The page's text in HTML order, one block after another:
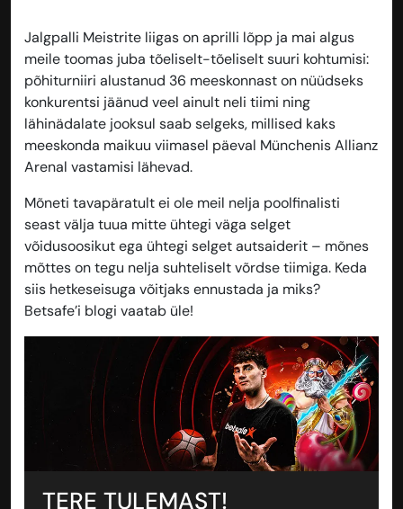
Jalgpalli Meistrite liigas on aprilli lõpp ja mai algus
meile toomas juba tõeliselt-tõeliselt suuri kohtumisi:
põhiturniiri alustanud 36 meeskonnast on nüüdseks
konkurentsi jäänud veel ainult neli tiimi ning
lähinädalate jooksul saab selgeks, millised kaks
meeskonda maikuu viimasel päeval Münchenis Allianz
Arenal vastamisi lähevad.
Mõneti tavapäratult ei ole meil nelja poolfinalisti
seast välja tuua mitte ühtegi väga selget
võidusoosikut ega ühtegi selget autsaiderit – mõnes
mõttes on tegu nelja suhteliselt võrdse tiimiga. Keda
siis hetkeseisuga võitjaks ennustada ja miks?
Betsafe’i blogi vaatab üle!
TERE TULEMAST!